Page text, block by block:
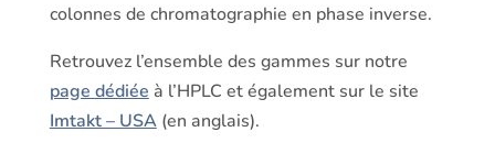
colonnes de chromatographie en phase inverse.
Retrouvez l’ensemble des gammes sur notre
page dédiée à l’HPLC et également sur le site
Imtakt – USA(en anglais).